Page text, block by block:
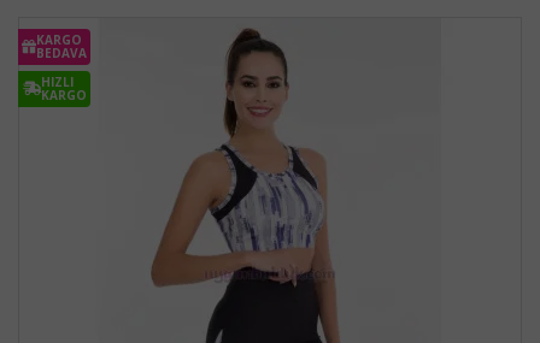
KARGO
BEDAVA
HIZLI
KARGO